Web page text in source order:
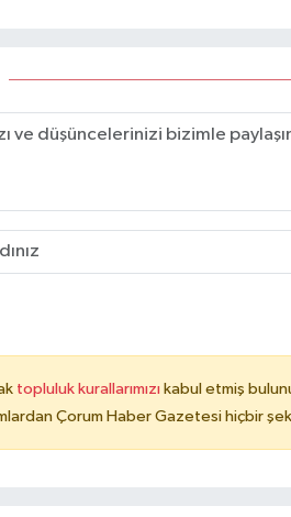
topluluk kurallarımızı kabul etmiş
Çorum Haber Gazetesi hiçbir